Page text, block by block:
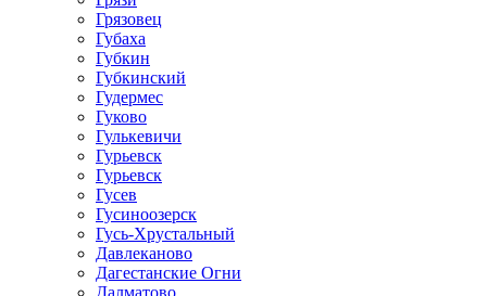
Грязовец
Губаха
Губкин
Губкинский
Гудермес
Гуково
Гулькевичи
Гурьевск
Гурьевск
Гусев
Гусиноозерск
Гусь-Хрустальный
Давлеканово
Дагестанские Огни
Далматово